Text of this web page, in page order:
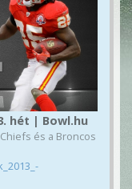
hét | Bowl.hu
és a Broncos